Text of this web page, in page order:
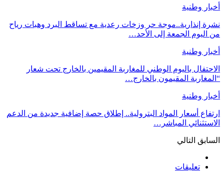
أخبار وطنية
نشرة إنذارية..موجة حر وزخات رعدية مع تساقط البرد وهبات رياح
من اليوم الجمعة إلى الأحد…
أخبار وطنية
الاحتفال باليوم الوطني للمغاربة المقيمين بالخارج تحت شعار
“المغاربة المقيمون بالخارج…
أخبار وطنية
ارتفاع أسعار المواد البترولية.. إطلاق حصة إضافية جديدة من الدعم
الاستثنائي المباشر…
السابق التالي
تعليقات